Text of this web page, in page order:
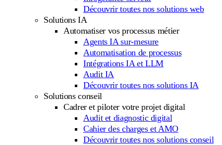
Découvrir toutes nos solutions web
Solutions IA
Automatiser vos processus métier
Agents IA sur-mesure
Automatisation de processus
Intégrations IA et LLM
Audit IA
Découvrir toutes nos solutions IA
Solutions conseil
Cadrer et piloter votre projet digital
Audit et diagnostic digital
Cahier des charges et AMO
Découvrir toutes nos solutions conseil